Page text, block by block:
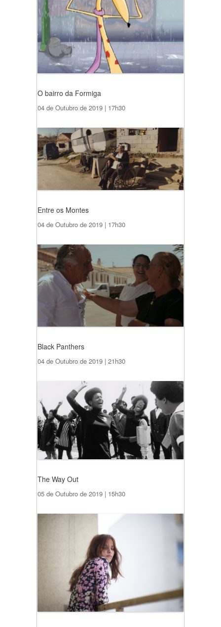
O bairro da Formiga
04 de Outubro de 2019 | 17h30
Entre os Montes
04 de Outubro de 2019 | 17h30
Black Panthers
04 de Outubro de 2019 | 21h30
The Way Out
05 de Outubro de 2019 | 15h30